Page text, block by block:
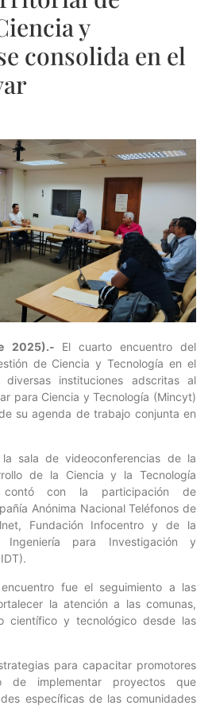
y
consolida en el
2025).- El cuarto encuentro del
de Ciencia y Tecnología en el
instituciones adscritas al
para Ciencia y Tecnología (Mincyt)
su agenda de trabajo conjunta en
sala de videoconferencias de la
de la Ciencia y la Tecnología
contó con la participación de
Anónima Nacional Teléfonos de
Fundación Infocentro y de la
Ingeniería para Investigación y
fue el seguimiento a las
la atención a las comunas,
científico y tecnológico desde las
para capacitar promotores
de implementar proyectos que
específicas de las comunidades